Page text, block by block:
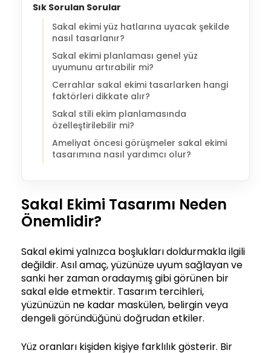
Sık Sorulan Sorular
Sakal ekimi yüz hatlarına uyacak şekilde
nasıl tasarlanır?
Sakal ekimi planlaması genel yüz
uyumunu artırabilir mi?
Cerrahlar sakal ekimi tasarlarken hangi
faktörleri dikkate alır?
Sakal stili ekim planlamasında
özelleştirilebilir mi?
Ameliyat öncesi görüşmeler sakal ekimi
tasarımına nasıl yardımcı olur?
Sakal Ekimi Tasarımı Neden
Önemlidir?
Sakal ekimi yalnızca boşlukları doldurmakla ilgili
değildir. Asıl amaç, yüzünüze uyum sağlayan ve
sanki her zaman oradaymış gibi görünen bir
sakal elde etmektir. Tasarım tercihleri,
yüzünüzün ne kadar maskülen, belirgin veya
dengeli göründüğünü doğrudan etkiler.
Yüz oranları kişiden kişiye farklılık gösterir. Bir